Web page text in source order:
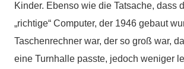
Kinder. Ebenso wie die Tatsache, dass
„richtige“ Computer, der 1946 gebaut
Taschenrechner war, der so groß war,
eine Turnhalle passte, jedoch weniger